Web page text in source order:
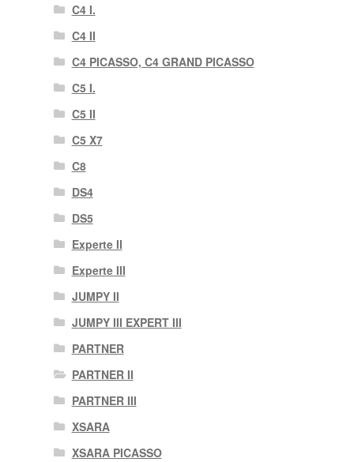
C4 I.
C4 II
C4 PICASSO, C4 GRAND PICASSO
C5 I.
C5 II
C5 X7
C8
DS4
DS5
Experte II
Experte III
JUMPY II
JUMPY III EXPERT III
PARTNER
PARTNER II
PARTNER III
XSARA
XSARA PICASSO